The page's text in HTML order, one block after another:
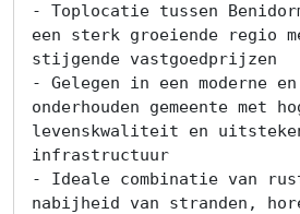
- Toplocatie tussen
een sterk groeiende regio
stijgende vastgoedprijzen
- Gelegen in een moderne
onderhouden gemeente met
levenskwaliteit en
infrastructuur
- Ideale combinatie van
nabijheid van stranden,